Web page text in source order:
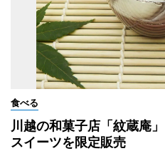
食べる
川越の和菓子店「紋蔵庵
スイーツを限定販売